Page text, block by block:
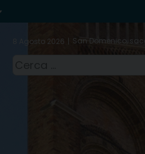
8 Agosto 2026 San Domenico,
per: